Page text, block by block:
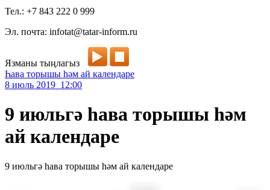
Тел.: +7 843 222 0 999
Эл. почта: infotat@tatar-inform.ru
Язманы тыңлагыз
Һава торышы һәм ай календаре
8 июль 2019 12:00
9 июльгә һава торышы һәм
ай календаре
9 июльгә һава торышы һәм ай календаре